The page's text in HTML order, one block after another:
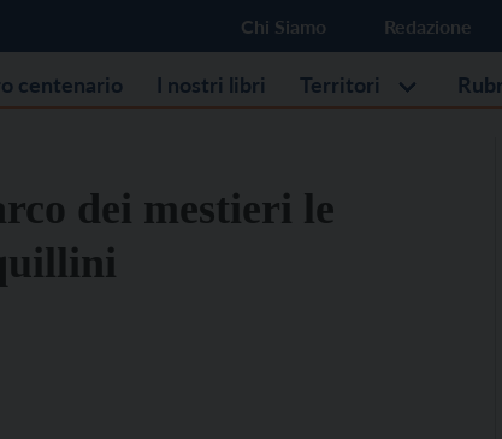
Chi Siamo Redazione
centenario I nostri libri Territori
dei mestieri le